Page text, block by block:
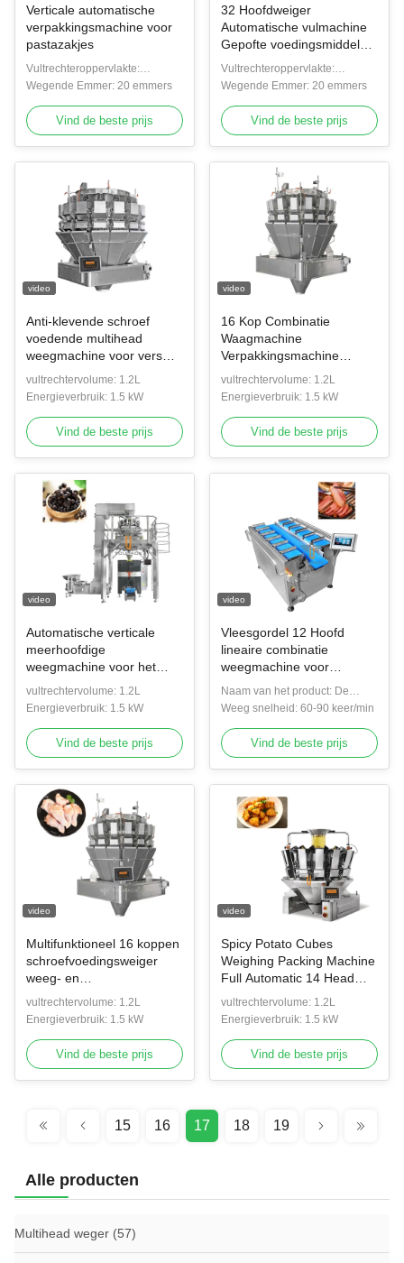
Verticale automatische
verpakkingsmachine voor
pastazakjes
Vultrechteroppervlakte:
Duidelijke plaatvultrechter
Wegende Emmer: 20 emmers
Vind de beste prijs
32 Hoofdweiger
Automatische vulmachine
Gepofte voedingsmiddelen
Maïsvlokken Aardappelen
Plantain Chips Nachos
Noten Verpakkingsmachine
Vultrechteroppervlakte:
Duidelijke plaatvultrechter
Wegende Emmer: 20 emmers
Vind de beste prijs
video
Anti-klevende schroef
voedende multihead
weegmachine voor vers
vlees en augurken
weegmachine
vultrechtervolume: 1.2L
Energieverbruik: 1.5 kW
Vind de beste prijs
video
16 Kop Combinatie
Waagmachine
Verpakkingsmachine
Varkensvlees
Kippenvleugels Meerkop
Waagmachine
vultrechtervolume: 1.2L
Energieverbruik: 1.5 kW
Vind de beste prijs
video
Automatische verticale
meerhoofdige
weegmachine voor het
wegen van
gefermenteerde sojabonen
vultrechtervolume: 1.2L
Energieverbruik: 1.5 kW
Vind de beste prijs
video
Vleesgordel 12 Hoofd
lineaire combinatie
weegmachine voor
vleesverpakkingsmachine
Naam van het product: De
Weger van fruitmultihead
Weeg snelheid: 60-90 keer/min
Vind de beste prijs
video
Multifunktioneel 16 koppen
schroefvoedingsweiger
weeg- en
verpakkingsmachine voor
verse kippenpoot
vultrechtervolume: 1.2L
Energieverbruik: 1.5 kW
Vind de beste prijs
video
Spicy Potato Cubes
Weighing Packing Machine
Full Automatic 14 Head
Hopper Multihead Weigher
vultrechtervolume: 1.2L
Energieverbruik: 1.5 kW
Vind de beste prijs
15 16 17 18 19
Alle producten
Multihead weger (57)